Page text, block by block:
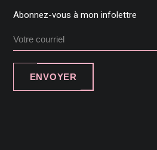
Abonnez-vous à mon infolettre
ENVOYER